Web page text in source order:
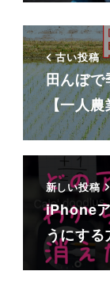
古い投稿
田んぼ
【一人
新しい投稿
iPhone
うにする